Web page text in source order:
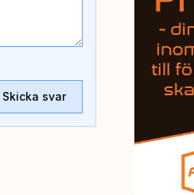
Skicka svar